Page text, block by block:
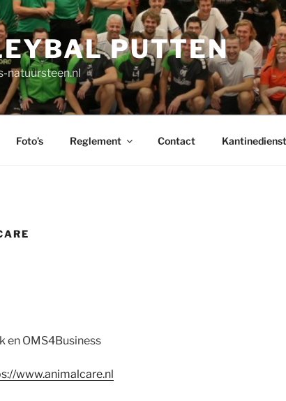
PUTTEN
natuursteen.nl
Foto’s Reglement Contact
en OMS4Business
www.animalcare.nl